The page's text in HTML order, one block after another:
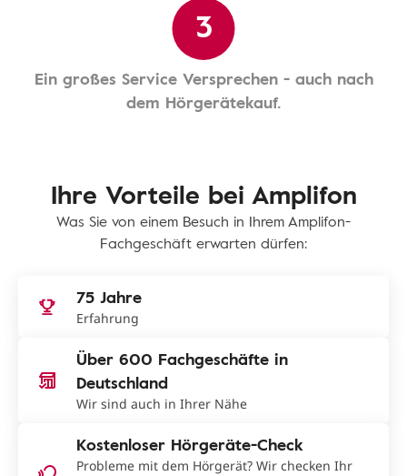
3
Ein großes Service Versprechen - auch nach
dem Hörgerätekauf.
Ihre Vorteile bei Amplifon
Was Sie von einem Besuch in Ihrem Amplifon-
Fachgeschäft erwarten dürfen:
75 Jahre
Erfahrung
Über 600 Fachgeschäfte in
Deutschland
Wir sind auch in Ihrer Nähe
Kostenloser Hörgeräte-Check
Probleme mit dem Hörgerät? Wir checken Ihr